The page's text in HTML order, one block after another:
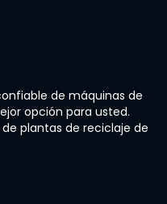
de máquinas de
opción para usted.
plantas de reciclaje de